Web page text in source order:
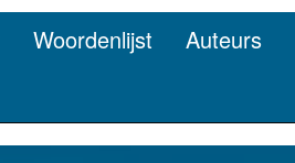
Woordenlijst Auteurs